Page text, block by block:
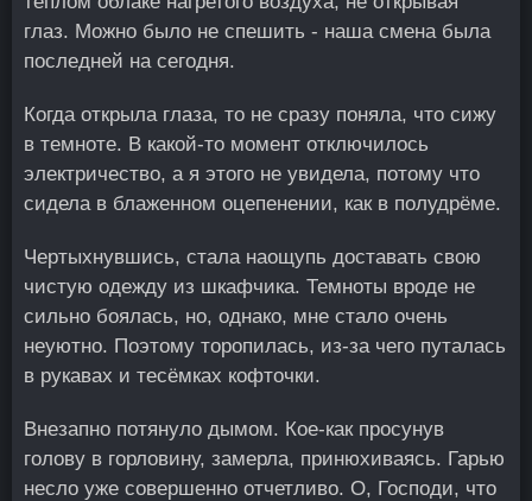
глаз. Можно было не спешить - наша смена была
последней на сегодня.
Когда открыла глаза, то не сразу поняла, что сижу
в темноте. В какой-то момент отключилось
электричество, а я этого не увидела, потому что
сидела в блаженном оцепенении, как в полудрёме.
Чертыхнувшись, стала наощупь доставать свою
чистую одежду из шкафчика. Темноты вроде не
сильно боялась, но, однако, мне стало очень
неуютно. Поэтому торопилась, из-за чего путалась
в рукавах и тесёмках кофточки.
Внезапно потянуло дымом. Кое-как просунув
голову в горловину, замерла, принюхиваясь. Гарью
несло уже совершенно отчетливо. О, Господи, что